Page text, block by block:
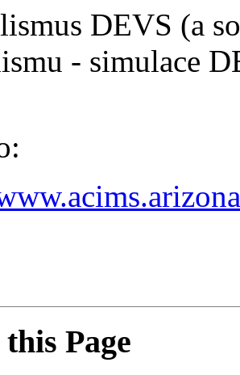
DEVS (a
- simulace
Page